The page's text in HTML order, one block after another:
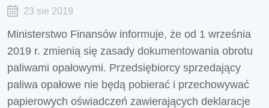
23 sie 2019
Ministerstwo Finansów informuje, że od 1 września
2019 r. zmienią się zasady dokumentowania obrotu
paliwami opałowymi. Przedsiębiorcy sprzedający
paliwa opałowe nie będą pobierać i przechowywać
papierowych oświadczeń zawierających deklaracje